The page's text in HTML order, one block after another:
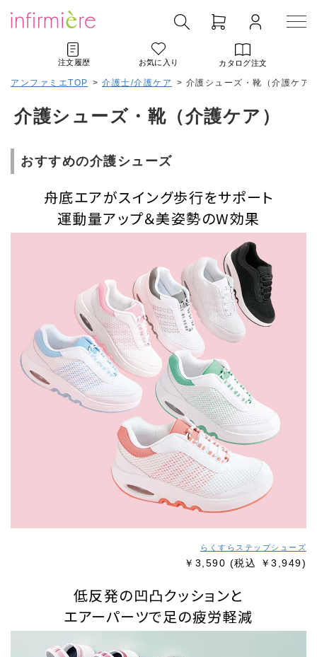
注文履歴 お気に入り カタログ注文
アンファミエTOP > 介護士/介護ケア > 介護シューズ・靴（介護ケア
介護シューズ・靴（介護ケア）
おすすめの介護シューズ
舟底エアがスイング歩行をサポート
運動量アップ＆美姿勢のW効果
らくすらステップシューズ
￥3,590 (税込 ￥3,949)
低反発の凹凸クッションと
エアーパーツで足の疲労軽減